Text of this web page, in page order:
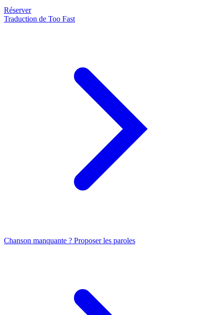
Réserver
Traduction de Too Fast
Chanson manquante ? Proposer les paroles